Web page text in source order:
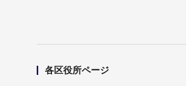
各区役所ページ